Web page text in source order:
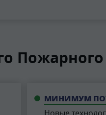
МИНИМУМ